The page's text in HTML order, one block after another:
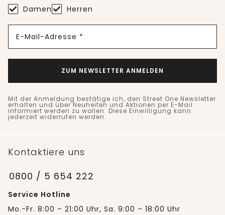
Damen Herren
E-Mail-Adresse *
ZUM NEWSLETTER ANMELDEN
Mit der Anmeldung bestätige ich, den Street One Newsletter
erhalten und über Neuheiten und Aktionen per E-Mail
informiert werden zu wollen. Diese Einwilligung kann
jederzeit widerrufen werden.
Kontaktiere uns
0800 / 5 654 222
Service Hotline
Mo.-Fr. 8:00 – 21:00 Uhr, Sa. 9:00 – 18:00 Uhr